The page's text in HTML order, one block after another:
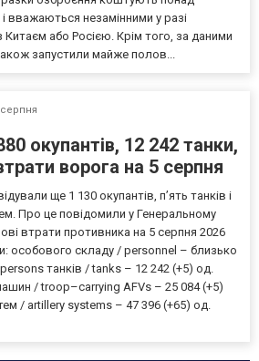
вважаються незамінними у разі
Китаєм або Росією. Крім того, за даними
запустили майже полов...
окупантів, 12 242 танки,
ворога на 5 серпня
ще 1 130 окупантів, пʼять танків і
Про це повідомили у Генеральному
втрати противника на 5 серпня 2026
особового складу / personnel – близько
танків / tanks – 12 242 (+5) од.
/ troop–carrying AFVs – 25 084 (+5)
/ artillery systems – 47 396 (+65) од.